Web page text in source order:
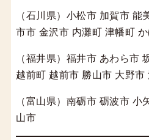
（石川県）小松市 加賀市 能
市市 金沢市 内灘町 津幡町
（福井県）福井市 あわら市
越前町 越前市 勝山市 大野市
（富山県）南砺市 砺波市 小
山市